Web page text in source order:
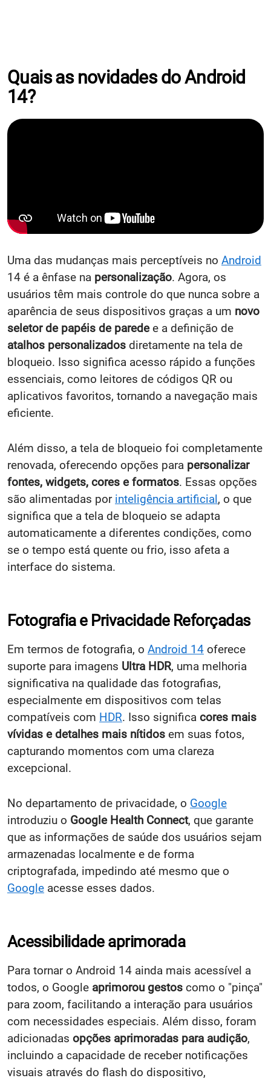
Quais as novidades do Android
14?
Uma das mudanças mais perceptíveis no Android
14 é a ênfase na personalização. Agora, os
usuários têm mais controle do que nunca sobre a
aparência de seus dispositivos graças a um novo
seletor de papéis de paredee a definição de
atalhos personalizados diretamente na tela de
bloqueio. Isso significa acesso rápido a funções
essenciais, como leitores de códigos QR ou
aplicativos favoritos, tornando a navegação mais
eficiente.
Além disso, a tela de bloqueio foi completamente
renovada, oferecendo opções para personalizar
fontes, widgets, cores e formatos. Essas opções
são alimentadas por inteligência artificial, o que
significa que a tela de bloqueio se adapta
automaticamente a diferentes condições, como
se o tempo está quente ou frio, isso afeta a
interface do sistema.
Fotografia e Privacidade Reforçadas
Em termos de fotografia, o Android 14 oferece
suporte para imagens Ultra HDR, uma melhoria
significativa na qualidade das fotografias,
especialmente em dispositivos com telas
compatíveis com HDR. Isso significa cores mais
vívidas e detalhes mais nítidos em suas fotos,
capturando momentos com uma clareza
excepcional.
No departamento de privacidade, o Google
introduziu o Google Health Connect, que garante
que as informações de saúde dos usuários sejam
armazenadas localmente e de forma
criptografada, impedindo até mesmo que o
Google acesse esses dados.
Acessibilidade aprimorada
Para tornar o Android 14 ainda mais acessível a
todos, o Google aprimorou gestos como o "pinça"
para zoom, facilitando a interação para usuários
com necessidades especiais. Além disso, foram
adicionadas opções aprimoradas para audição,
incluindo a capacidade de receber notificações
visuais através do flash do dispositivo,